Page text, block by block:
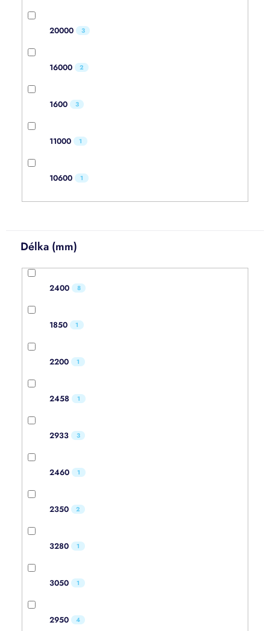
20000 3
16000 2
1600 3
11000 1
10600 1
Délka (mm)
2400 8
1850 1
2200 1
2458 1
2933 3
2460 1
2350 2
3280 1
3050 1
2950 4